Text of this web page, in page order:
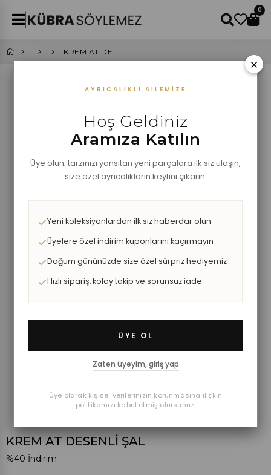
0
KREM AT DESENLİ ŞAL
KREM AT DESENLİ ŞAL
%40 İndirim
×
AYRICALIKLI AILEMIZE
Hoş Geldiniz
Aramıza Katılın
Üye olun; tarzınızı yansıtan yeni parçalara ilk siz ulaşın,
size özel ayrıcalıkların keyfini çıkarın.
Yeni koleksiyonlardan ilk siz haberdar olun
Üyelere özel indirim kuponlarını kaçırmayın
Doğum gününüzde size özel sürpriz hediyemiz
Hızlı sipariş, kolay takip ve sorunsuz iade
ÜYE OL
Zaten üyeyim, giriş yap
Üye olarak kişisel verilerinizin korunmasına ilişkin
politikamızı kabul etmiş olursunuz.